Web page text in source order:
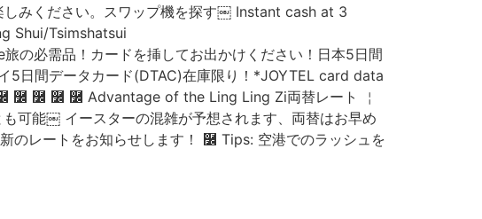
みください。スワップ機を探す￼ Instant cash at 3
Shui/Tsimshatsui
！カードを挿してお出かけください！日本5日間
5日間データカード(DTAC)在庫限り！*JOYTEL card data
࿼ Advantage of the Ling Ling Zi両替レート ￤
可能￼ イースターの混雑が予想されます、両替はお早め
のレートをお知らせします！ ࿼ Tips: 空港でのラッシュを